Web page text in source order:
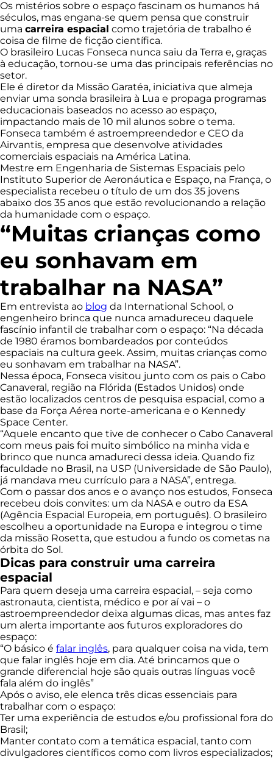
Os mistérios sobre o espaço fascinam os humanos há
séculos, mas engana-se quem pensa que construir
uma carreira espacial como trajetória de trabalho é
coisa de filme de ficção científica.
O brasileiro Lucas Fonseca nunca saiu da Terra e, graças
à educação, tornou-se uma das principais referências no
setor.
Ele é diretor da Missão Garatéa, iniciativa que almeja
enviar uma sonda brasileira à Lua e propaga programas
educacionais baseados no acesso ao espaço,
impactando mais de 10 mil alunos sobre o tema.
Fonseca também é astroempreendedor e CEO da
Airvantis, empresa que desenvolve atividades
comerciais espaciais na América Latina.
Mestre em Engenharia de Sistemas Espaciais pelo
Instituto Superior de Aeronáutica e Espaço, na França, o
especialista recebeu o título de um dos 35 jovens
abaixo dos 35 anos que estão revolucionando a relação
da humanidade com o espaço.
“Muitas crianças como
eu sonhavam em
trabalhar na NASA”
Em entrevista ao blog da International School, o
engenheiro brinca que nunca amadureceu daquele
fascínio infantil de trabalhar com o espaço: “Na década
de 1980 éramos bombardeados por conteúdos
espaciais na cultura geek. Assim, muitas crianças como
eu sonhavam em trabalhar na NASA”.
Nessa época, Fonseca visitou junto com os pais o Cabo
Canaveral, região na Flórida (Estados Unidos) onde
estão localizados centros de pesquisa espacial, como a
base da Força Aérea norte-americana e o Kennedy
Space Center.
“Aquele encanto que tive de conhecer o Cabo Canaveral
com meus pais foi muito simbólico na minha vida e
brinco que nunca amadureci dessa ideia. Quando fiz
faculdade no Brasil, na USP (Universidade de São Paulo),
já mandava meu currículo para a NASA”, entrega.
Com o passar dos anos e o avanço nos estudos, Fonseca
recebeu dois convites: um da NASA e outro da ESA
(Agência Espacial Europeia, em português). O brasileiro
escolheu a oportunidade na Europa e integrou o time
da missão Rosetta, que estudou a fundo os cometas na
órbita do Sol.
Dicas para construir uma carreira
espacial
Para quem deseja uma carreira espacial, – seja como
astronauta, cientista, médico e por aí vai – o
astroempreendedor deixa algumas dicas, mas antes faz
um alerta importante aos futuros exploradores do
espaço:
“O básico é falar inglês, para qualquer coisa na vida, tem
que falar inglês hoje em dia. Até brincamos que o
grande diferencial hoje são quais outras línguas você
fala além do inglês”
Após o aviso, ele elenca três dicas essenciais para
trabalhar com o espaço:
Ter uma experiência de estudos e/ou profissional fora do
Brasil;
Manter contato com a temática espacial, tanto com
divulgadores científicos como com livros especializados;